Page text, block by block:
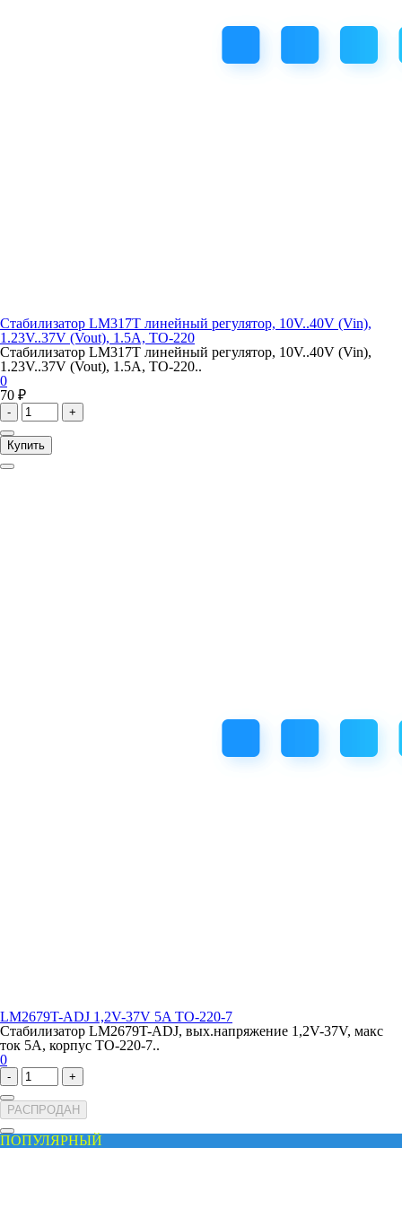
Стабилизатор LM317T линейный регулятор, 10V..40V (Vin),
1.23V..37V (Vout), 1.5A, TO-220
Стабилизатор LM317T линейный регулятор, 10V..40V (Vin),
1.23V..37V (Vout), 1.5A, TO-220..
0
70 ₽
- +
Купить
LM2679T-ADJ 1,2V-37V 5A TO-220-7
Стабилизатор LM2679T-ADJ, вых.напряжение 1,2V-37V, макс
ток 5A, корпус TO-220-7..
0
- +
РАСПРОДАН
ПОПУЛЯРНЫЙ